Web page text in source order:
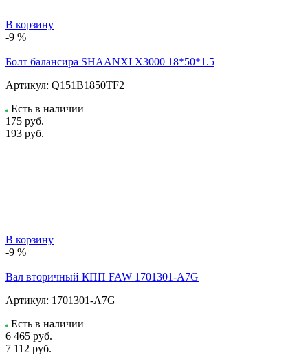
В корзину
-9 %
Болт балансира SHAANXI Х3000 18*50*1.5
Артикул: Q151B1850TF2
Есть в наличии
175 руб.
193 руб.
В корзину
-9 %
Вал вторичный КПП FAW 1701301-A7G
Артикул: 1701301-A7G
Есть в наличии
6 465 руб.
7 112 руб.